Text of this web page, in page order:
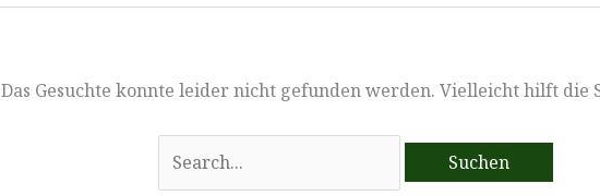
Das Gesuchte konnte leider nicht gefunden werden. Vielleicht hilft die
nach: